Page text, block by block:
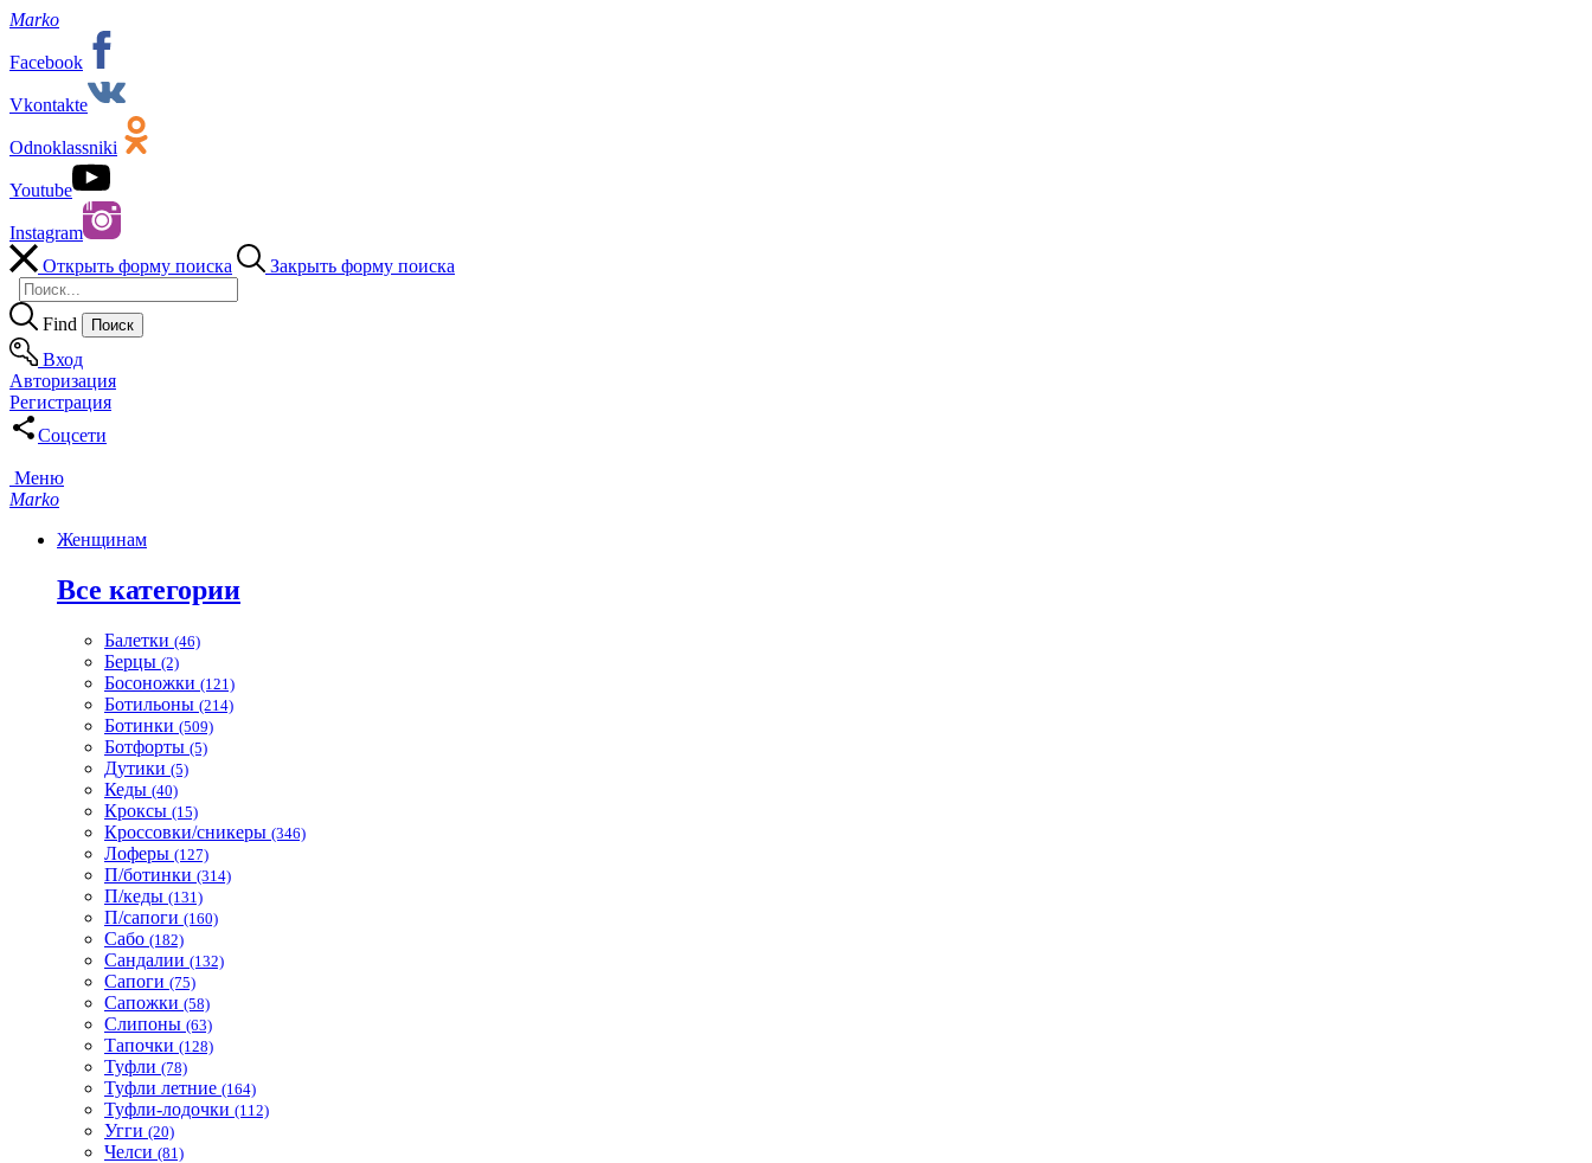
Marko
Facebook
Vkontakte
Odnoklassniki
Youtube
Instagram
Открыть форму поиска
Закрыть форму поиска
Find
Вход
Авторизация
Регистрация
Соцсети
Меню
Marko
Женщинам
Все категории
Балетки (46)
Берцы (2)
Босоножки (121)
Ботильоны (214)
Ботинки (509)
Ботфорты (5)
Дутики (5)
Кеды (40)
Кроксы (15)
Кроссовки/сникеры (346)
Лоферы (127)
П/ботинки (314)
П/кеды (131)
П/сапоги (160)
Сабо (182)
Сандалии (132)
Сапоги (75)
Сапожки (58)
Слипоны (63)
Тапочки (128)
Туфли (78)
Туфли летние (164)
Туфли-лодочки (112)
Угги (20)
Челси (81)